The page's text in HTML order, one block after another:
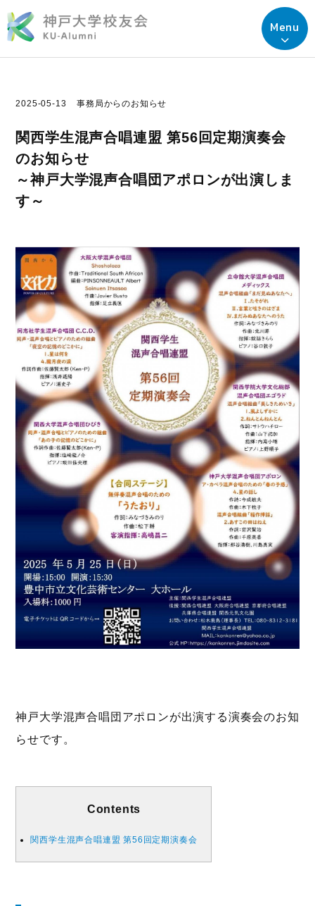
Menu
2025-05-13 事務局からのお知らせ
関西学生混声合唱連盟 第56回定期演奏会
のお知らせ
～神戸大学混声合唱団アポロンが出演しま
す～
神戸大学混声合唱団アポロンが出演する演奏会のお知
らせです。
Contents
関西学生混声合唱連盟 第56回定期演奏会